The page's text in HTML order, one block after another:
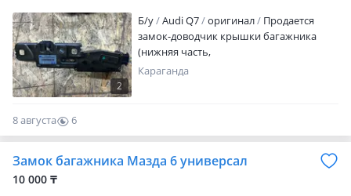
2
Б/y Audi Q7 оригинал
Продается
замок-доводчик крышки багажника
(нижняя часть,
Караганда
8 августа
6
0
Замок багажника Мазда 6 универсал
10 000 ₸